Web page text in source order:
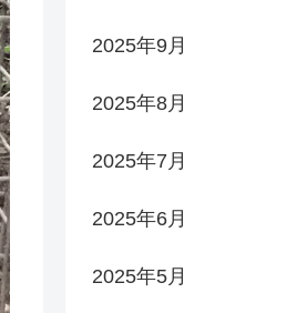
2025年9月
2025年8月
2025年7月
2025年6月
2025年5月